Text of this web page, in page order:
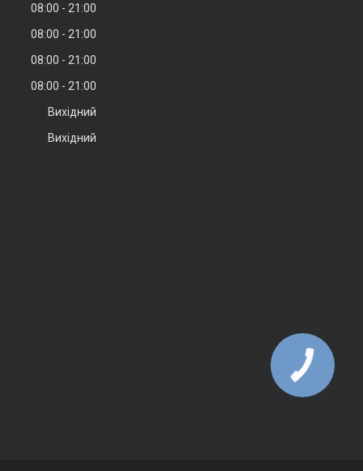
08:00
21:00
08:00
21:00
08:00
21:00
08:00
21:00
Вихідний
Вихідний